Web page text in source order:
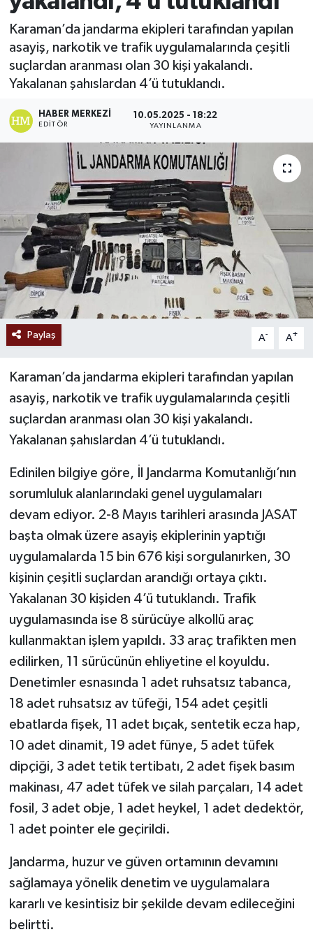
Karaman’da jandarma ekipleri tarafından yapılan
asayiş, narkotik ve trafik uygulamalarında çeşitli
suçlardan aranması olan 30 kişi yakalandı.
Yakalanan şahıslardan 4’ü tutuklandı.
HABER MERKEZI
EDITÖR
10.05.2025 - 18:22
YAYINLANMA
Paylaş A- A+
Karaman’da jandarma ekipleri tarafından yapılan
asayiş, narkotik ve trafik uygulamalarında çeşitli
suçlardan aranması olan 30 kişi yakalandı.
Yakalanan şahıslardan 4’ü tutuklandı.
Edinilen bilgiye göre, İl Jandarma Komutanlığı’nın
sorumluluk alanlarındaki genel uygulamaları
devam ediyor. 2-8 Mayıs tarihleri arasında JASAT
başta olmak üzere asayiş ekiplerinin yaptığı
uygulamalarda 15 bin 676 kişi sorgulanırken, 30
kişinin çeşitli suçlardan arandığı ortaya çıktı.
Yakalanan 30 kişiden 4’ü tutuklandı. Trafik
uygulamasında ise 8 sürücüye alkollü araç
kullanmaktan işlem yapıldı. 33 araç trafikten men
edilirken, 11 sürücünün ehliyetine el koyuldu.
Denetimler esnasında 1 adet ruhsatsız tabanca,
18 adet ruhsatsız av tüfeği, 154 adet çeşitli
ebatlarda fişek, 11 adet bıçak, sentetik ecza hap,
10 adet dinamit, 19 adet fünye, 5 adet tüfek
dipçiği, 3 adet tetik tertibatı, 2 adet fişek basım
makinası, 47 adet tüfek ve silah parçaları, 14 adet
fosil, 3 adet obje, 1 adet heykel, 1 adet dedektör,
1 adet pointer ele geçirildi.
Jandarma, huzur ve güven ortamının devamını
sağlamaya yönelik denetim ve uygulamalara
kararlı ve kesintisiz bir şekilde devam edileceğini
belirtti.
Ekonomi
Sağlık